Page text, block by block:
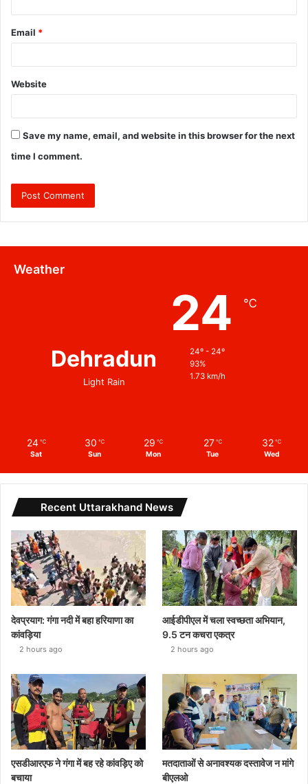
Email *
Website
Save my name, email, and website in this browser for the next
time I comment.
Weather
Dehradun
Light Rain
24 ℃
24º - 24º
93%
1.73 km/h
24 ℃
Sat
30 ℃
Sun
29 ℃
Mon
27 ℃
Tue
32 ℃
Wed
Recent Uttarakhand News
देवप्रयाग: गंगा नदी में बहा हरियाणा का
कांवड़िया
2 hours ago
आईडीपीएल में चला स्वच्छता अभियान,
9.5 टन कचरा एकत्र
2 hours ago
एसडीआरएफ ने गंगा में बह रहे कांवड़िए को
बचाया
मतदाताओं से अनावश्यक दस्तावेज न मांगे
बीएलओ